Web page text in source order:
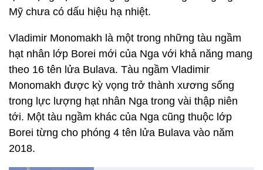
Mỹ chưa có dấu hiệu hạ nhiệt.
Vladimir Monomakh là một trong những tàu ngầm
hạt nhân lớp Borei mới của Nga với khả năng mang
theo 16 tên lửa Bulava. Tàu ngầm Vladimir
Monomakh được kỳ vọng trở thành xương sống
trong lực lượng hạt nhân Nga trong vài thập niên
tới. Một tàu ngầm khác của Nga cũng thuộc lớp
Borei từng cho phóng 4 tên lửa Bulava vào năm
2018.